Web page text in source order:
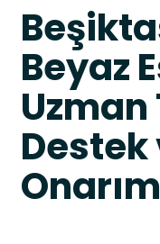
Beyaz
Destek
Onarım